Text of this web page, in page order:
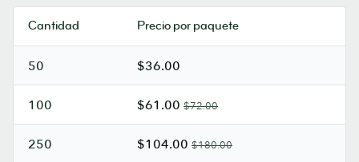
Cantidad Precio por paquete
50 $36.00
100 $61.00 $72.00
250 $104.00 $180.00